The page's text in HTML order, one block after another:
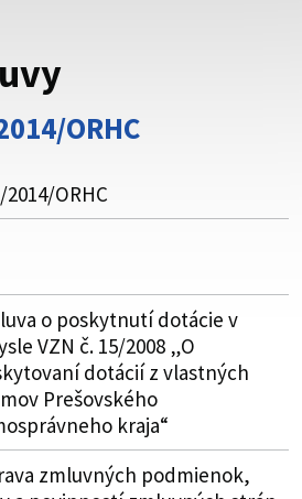
uistite, že zdieľate informácie iba
stránku. Zabezpečená stránka
názvom domény webového sídla.
ORHC
2014/ORHC
o poskytnutí dotácie v
VZN č. 15/2008 „O
dotácií z vlastných
Prešovského
kraja“
zmluvných podmienok,